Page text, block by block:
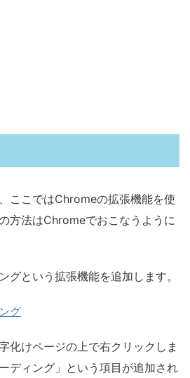
ここではChromeの拡張機能を使
方法はChromeでおこなうように
グという拡張機能を追加します。
グ
化けページの上で右クリックしま
ディング」という項目が追加され